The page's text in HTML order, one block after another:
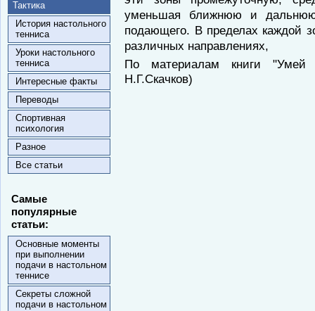
Тактика
История настольного
тенниса
Уроки настольного
тенниса
Интересные факты
Переводы
Спортивная
психология
Разное
Все статьи
Самые
популярные
статьи:
Основные моменты
при выполнении
подачи в настольном
теннисе
Секреты сложной
подачи в настольном
уменьшая ближнюю и
подающего. В пределах каждой
различных направлениях,
По материалам книги "Умей
Н.Г.Скачков)